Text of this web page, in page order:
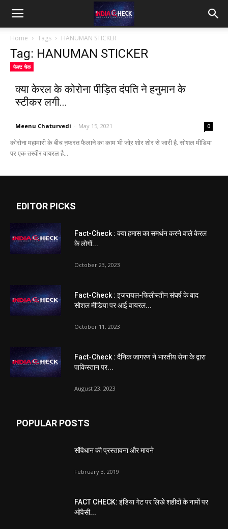
IndiaCheck
Home Tags HANUMAN STICKER
Tag: HANUMAN STICKER
फैक्ट चेक
क्या केरल के कोरोना पीड़ित दंपति ने हनुमान के
स्टीकर लगी...
Meenu Chaturvedi - May 15, 2021 0
कोरोना महामारी के बीच ऩफरत फैलाने का काम भी जोऱ शोर शोर से जारी है. सोशल मीडिया
पर एक तस्वीर वायरल है...
EDITOR PICKS
Fact-Check : क्या हमास का समर्थन करने वाले केरल
के लोगों...
October 23, 2023
Fact-Check : इजरायल-फिलीस्तीन संघर्ष के बाद
सोशल मीडिया पर आई वायरल...
October 11, 2023
Fact-Check : दैनिक जागरण ने भारतीय सेना के द्वारा
पाकिस्तान पर...
August 23, 2023
POPULAR POSTS
संविधान की प्रस्तावना और मायने
February 3, 2019
FACT CHECK: इंडिया गेट पर लिखे शहीदों के नामों पर
ओवैसी...